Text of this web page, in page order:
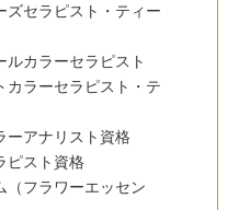
ズセラピスト・ティー
ルカラーセラピスト
カラーセラピスト・テ
ーアナリスト資格
ピスト資格
（フラワーエッセン